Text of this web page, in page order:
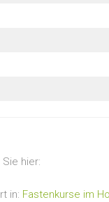
hier:
in: Fastenkurse im